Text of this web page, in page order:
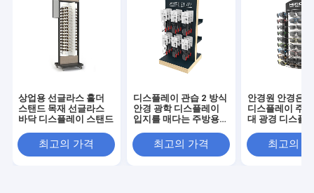
상업용 선글라스 홀더
스탠드 목재 선글라스
바닥 디스플레이 스탠드
최고의 가격
디스플레이 관습 2 방식
안경 광학 디스플레이
입지를 매다는 주방용
최고의 가격
안경원 안경은
디스플레이 주
대 광경 디스플
최고의